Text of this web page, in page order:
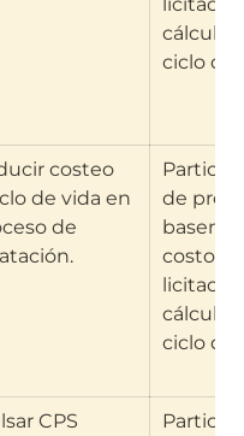
ciclo de
costeo
de vida en
de
de
basen
costos
ciclo de
CPS